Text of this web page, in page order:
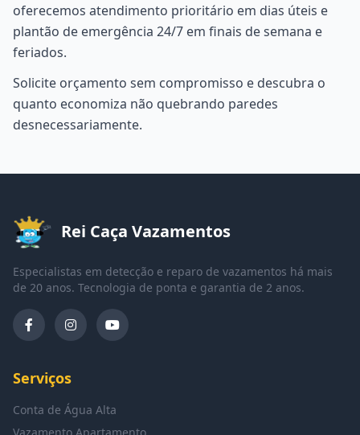
oferecemos atendimento prioritário em dias úteis e
plantão de emergência 24/7 em finais de semana e
feriados.
Solicite orçamento sem compromisso e descubra o
quanto economiza não quebrando paredes
desnecessariamente.
Rei Caça Vazamentos
Especialistas em detecção e reparo de vazamentos há mais
de 20 anos. Tecnologia de ponta e garantia de 2 anos.
Serviços
Conta de Água Alta